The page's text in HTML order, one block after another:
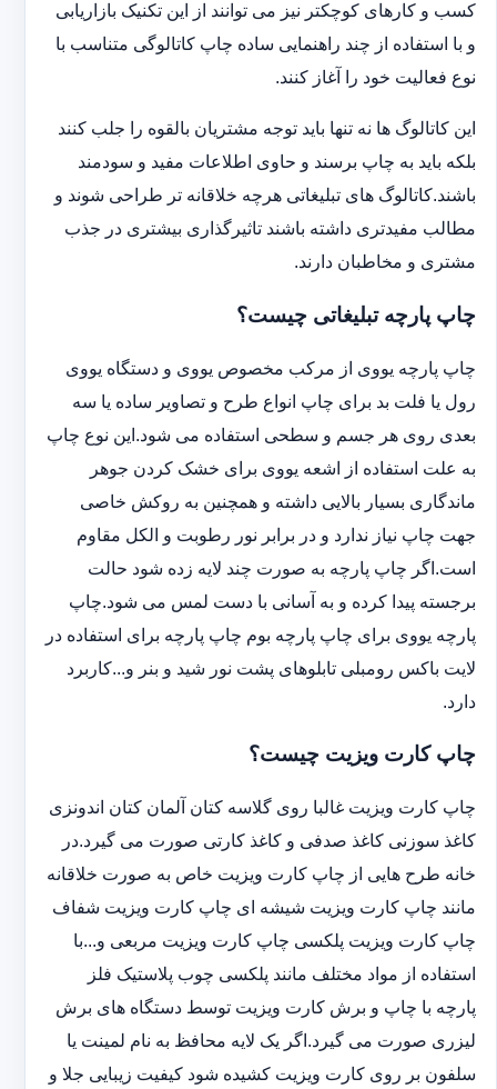
کسب و کارهای کوچکتر نیز می توانند از این تکنیک بازاریابی
و با استفاده از چند راهنمایی ساده چاپ کاتالوگی متناسب با
نوع فعالیت خود را آغاز کنند.
این کاتالوگ ها نه تنها باید توجه مشتریان بالقوه را جلب کنند
بلکه باید به چاپ برسند و حاوی اطلاعات مفید و سودمند
باشند.کاتالوگ های تبلیغاتی هرچه خلاقانه تر طراحی شوند و
مطالب مفیدتری داشته باشند تاثیرگذاری بیشتری در جذب
مشتری و مخاطبان دارند.
چاپ پارچه تبلیغاتی چیست؟
چاپ پارچه یووی از مرکب مخصوص یووی و دستگاه یووی
رول یا فلت بد برای چاپ انواع طرح و تصاویر ساده یا سه
بعدی روی هر جسم و سطحی استفاده می شود.این نوع چاپ
به علت استفاده از اشعه یووی برای خشک کردن جوهر
ماندگاری بسیار بالایی داشته و همچنین به روکش خاصی
جهت چاپ نیاز ندارد و در برابر نور رطوبت و الکل مقاوم
است.اگر چاپ پارچه به صورت چند لایه زده شود حالت
برجسته پیدا کرده و به آسانی با دست لمس می شود.چاپ
پارچه یووی برای چاپ پارچه بوم چاپ پارچه برای استفاده در
لایت باکس رومبلی تابلوهای پشت نور شید و بنر و...کاربرد
دارد.
چاپ کارت ویزیت چیست؟
چاپ کارت ویزیت غالبا روی گلاسه کتان آلمان کتان اندونزی
کاغذ سوزنی کاغذ صدفی و کاغذ کارتی صورت می گیرد.در
خانه طرح هایی از چاپ کارت ویزیت خاص به صورت خلاقانه
مانند چاپ کارت ویزیت شیشه ای چاپ کارت ویزیت شفاف
چاپ کارت ویزیت پلکسی چاپ کارت ویزیت مربعی و...با
استفاده از مواد مختلف مانند پلکسی چوب پلاستیک فلز
پارچه با چاپ و برش کارت ویزیت توسط دستگاه های برش
لیزری صورت می گیرد.اگر یک لایه محافظ به نام لمینت یا
سلفون بر روی کارت ویزیت کشیده شود کیفیت زیبایی جلا و